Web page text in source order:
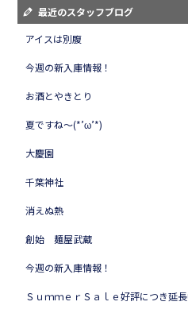
最近のスタッフブログ
アイスは別腹
今週の新入庫情報！
お酒とやきとり
夏ですね～(*’ω’*)
大慶園
千葉神社
消えぬ熱
創始 麺屋武蔵
今週の新入庫情報！
ＳｕｍｍｅｒＳａｌｅ好評につき延